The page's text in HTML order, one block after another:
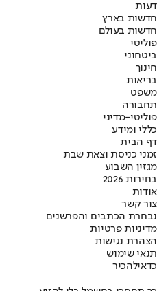
דעות
חדשות בארץ
חדשות בעולם
פוליטי
ביטחוני
חינוך
בריאות
משפט
תחבורה
פוליטי-מדיני
כללי ומידע
דף הבית
זמני כניסת וצאת שבת
מגזין השבוע
בחירות 2026
אודות
צור קשר
נבחרת הכתבים והפרשנים
מדיניות פרטיות
הצהרת נגישות
תנאי שימוש
כדאילהכיר